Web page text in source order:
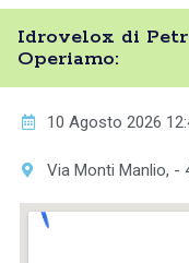
Idrovelox di
Operiamo:
10 Agosto 2026
Via Monti Manlio, -